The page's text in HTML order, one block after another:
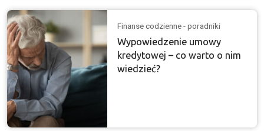
Finanse codzienne - poradniki
Wypowiedzenie umowy
kredytowej – co warto o nim
wiedzieć?